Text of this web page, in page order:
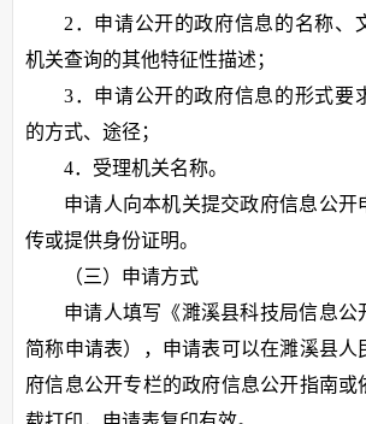
2．申请公开的政府信息的名称、
机关查询的其他特征性描述；
3．申请公开的政府信息的形式要
的方式、途径；
4．受理机关名称。
申请人向本机关提交政府信息公开
传或提供身份证明。
（三）申请方式
申请人填写《濉溪县科技局信息公
简称申请表），申请表可以在濉溪县人
府信息公开专栏的政府信息公开指南或